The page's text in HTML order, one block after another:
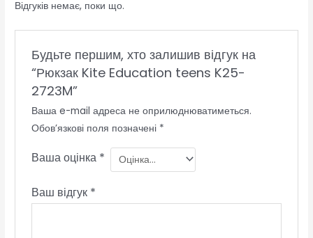
Відгуків немає, поки що.
Будьте першим, хто залишив відгук на
“Рюкзак Kite Education teens K25-
2723M”
Ваша e-mail адреса не оприлюднюватиметься.
Обов’язкові поля позначені *
Ваша оцінка *
Ваш відгук *